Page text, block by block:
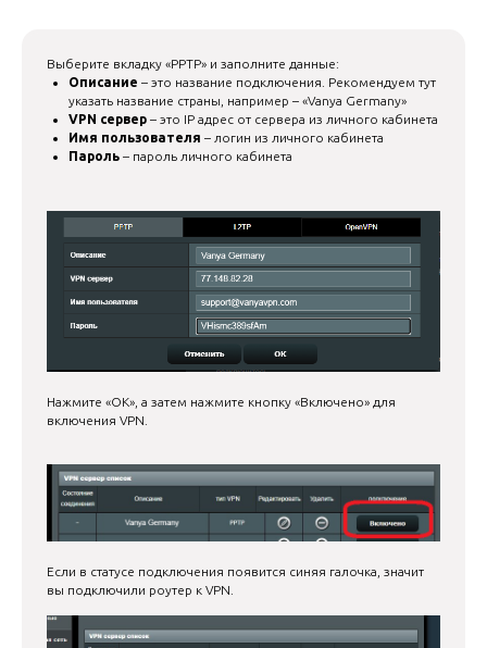
Выберите вкладку «PPTP» и заполните данные:
Описание – это название подключения. Рекомендуем тут
указать название страны, например – «Vanya Germany»
VPN сервер – это IP адрес от сервера из личного кабинета
Имя пользователя – логин из личного кабинета
Пароль – пароль личного кабинета
Нажмите «ОК», а затем нажмите кнопку «Включено» для
включения VPN.
Если в статусе подключения появится синяя галочка, значит
вы подключили роутер к VPN.